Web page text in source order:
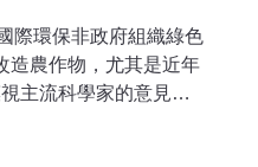
際環保非政府組織綠色
造農作物，尤其是近年
主流科學家的意見而
過其他方法生產的農